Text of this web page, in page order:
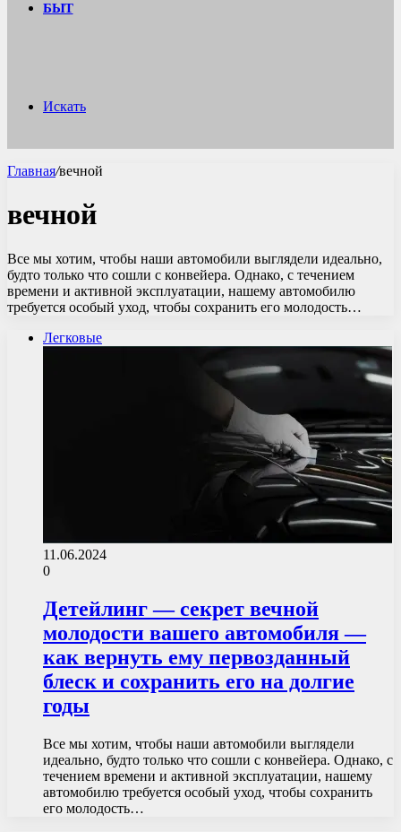
БЫТ
Искать
Главная/вечной
вечной
Все мы хотим, чтобы наши автомобили выглядели идеально,
будто только что сошли с конвейера. Однако, с течением
времени и активной эксплуатации, нашему автомобилю
требуется особый уход, чтобы сохранить его молодость…
Легковые
11.06.2024
0
Детейлинг — секрет вечной
молодости вашего автомобиля —
как вернуть ему первозданный
блеск и сохранить его на долгие
годы
Все мы хотим, чтобы наши автомобили выглядели
идеально, будто только что сошли с конвейера. Однако, с
течением времени и активной эксплуатации, нашему
автомобилю требуется особый уход, чтобы сохранить
его молодость…